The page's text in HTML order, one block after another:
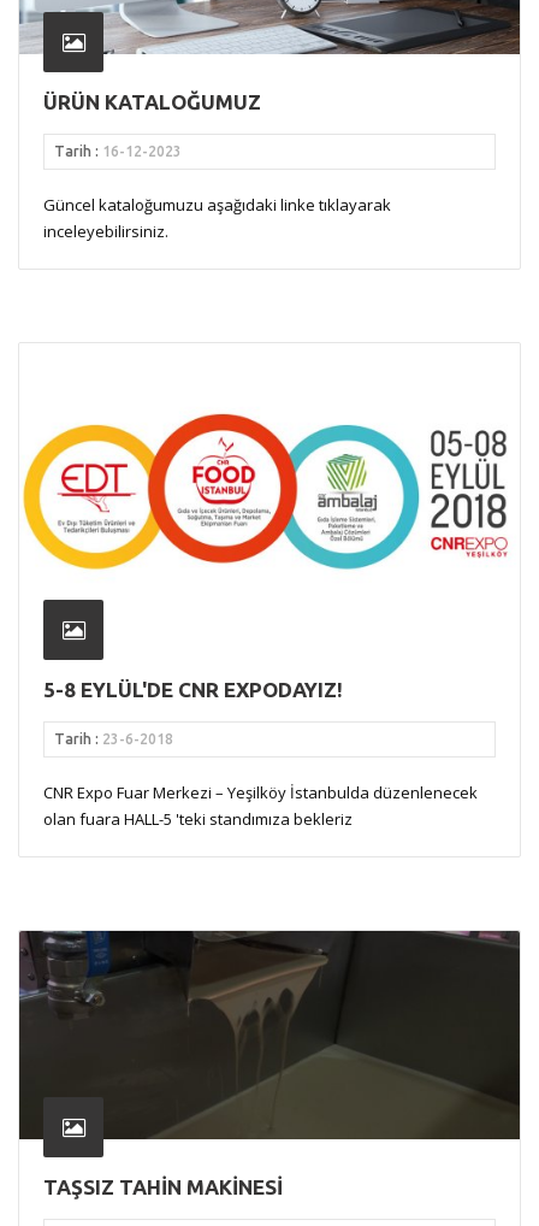
ÜRÜN KATALOĞUMUZ
Tarih : 16-12-2023
Güncel kataloğumuzu aşağıdaki linke tıklayarak
inceleyebilirsiniz.
5-8 EYLÜL'DE CNR EXPODAYIZ!
Tarih : 23-6-2018
CNR Expo Fuar Merkezi – Yeşilköy İstanbulda düzenlenecek
olan fuara HALL-5 'teki standımıza bekleriz
TAŞSIZ TAHİN MAKİNESİ